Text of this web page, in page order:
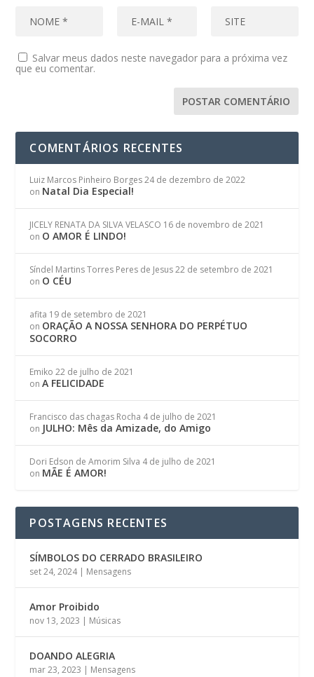
Salvar meus dados neste navegador para a próxima vez
que eu comentar.
COMENTÁRIOS RECENTES
Luiz Marcos Pinheiro Borges 24 de dezembro de 2022
on Natal Dia Especial!
JICELY RENATA DA SILVA VELASCO 16 de novembro de 2021
on O AMOR É LINDO!
Síndel Martins Torres Peres de Jesus 22 de setembro de 2021
on O CÉU
afita 19 de setembro de 2021
on ORAÇÃO A NOSSA SENHORA DO PERPÉTUO
SOCORRO
Emiko 22 de julho de 2021
onA FELICIDADE
Francisco das chagas Rocha 4 de julho de 2021
on JULHO: Mês da Amizade, do Amigo
Dori Edson de Amorim Silva 4 de julho de 2021
on MÃE É AMOR!
POSTAGENS RECENTES
SÍMBOLOS DO CERRADO BRASILEIRO
set 24, 2024| Mensagens
Amor Proibido
nov 13, 2023 | Músicas
DOANDO ALEGRIA
mar 23, 2023 | Mensagens